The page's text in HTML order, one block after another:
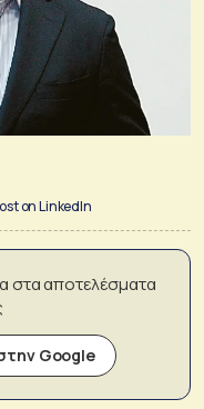
on LinkedIn
στα αποτελέσματα
Google